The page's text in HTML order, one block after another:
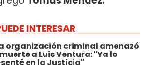
INTERESAR
organización criminal amenazó
a Luis Ventura: "Ya lo
en la Justicia"